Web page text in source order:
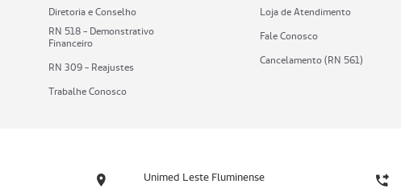
Diretoria e Conselho
RN 518 - Demonstrativo
Financeiro
RN 309 - Reajustes
Trabalhe Conosco
Loja de Atendimento
Fale Conosco
Cancelamento (RN 561)
Unimed Leste Fluminense